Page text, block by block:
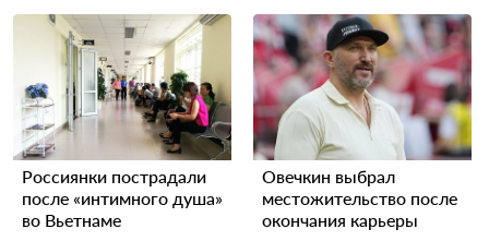
Россиянки пострадали
после «интимного душа»
во Вьетнаме
Овечкин выбрал
местожительство после
окончания карьеры